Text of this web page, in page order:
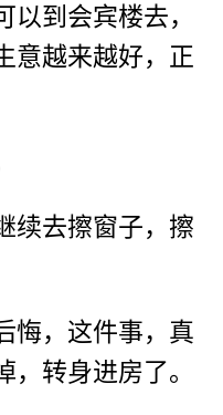
到会宾楼去，
意越来越好，正
续去擦窗子，擦
悔，这件事，真
转身进房了。